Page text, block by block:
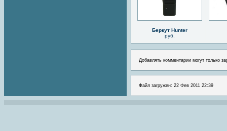
Беркут Hunter
руб.
Добавлять комментарии могут только
Файл загружен: 22 Фев 2011 22:39